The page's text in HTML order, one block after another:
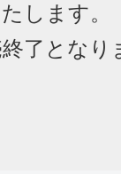
します。
了となり